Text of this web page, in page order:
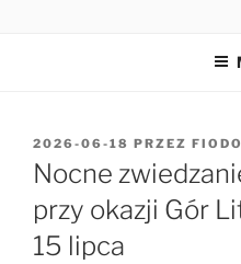
OPUBLIKOWANE
W
2026-06-18 PRZEZ
Nocne
przy okazji Gór
15 lipca